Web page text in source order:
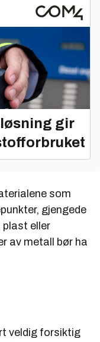
gir
som
gjengede
plast eller
av metall bør ha
veldig forsiktig